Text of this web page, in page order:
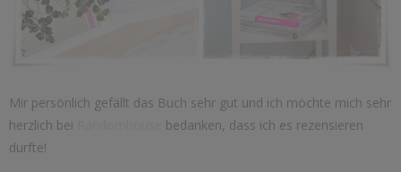
Mir persönlich gefällt das Buch sehr gut und ich möchte mich sehr
herzlich bei
bedanken, dass ich es rezensieren
durfte!